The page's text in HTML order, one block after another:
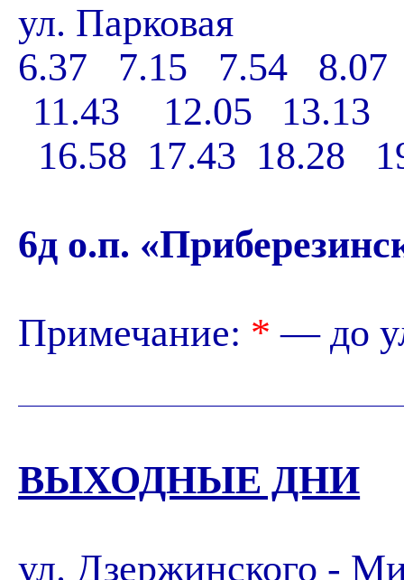
ул. Парковая
6.37 7.15 7.54
11.43 12.05
16.58 17.43 18.28
6д о.п.
Примечание: * — до
ВЫХОДНЫЕ ДНИ
ул. Дзержинского -